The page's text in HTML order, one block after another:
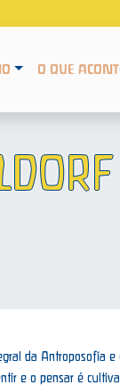
O QUE
da Antroposofia
e o pensar é